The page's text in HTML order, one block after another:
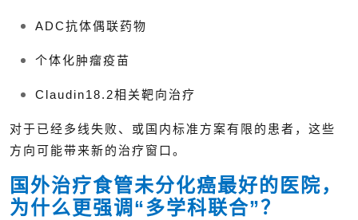
ADC抗体偶联药物
个体化肿瘤疫苗
Claudin18.2相关靶向治疗
对于已经多线失败、或国内标准方案有限的患者，这些
方向可能带来新的治疗窗口。
国外治疗食管未分化癌最好的医院，
为什么更强调“多学科联合”？